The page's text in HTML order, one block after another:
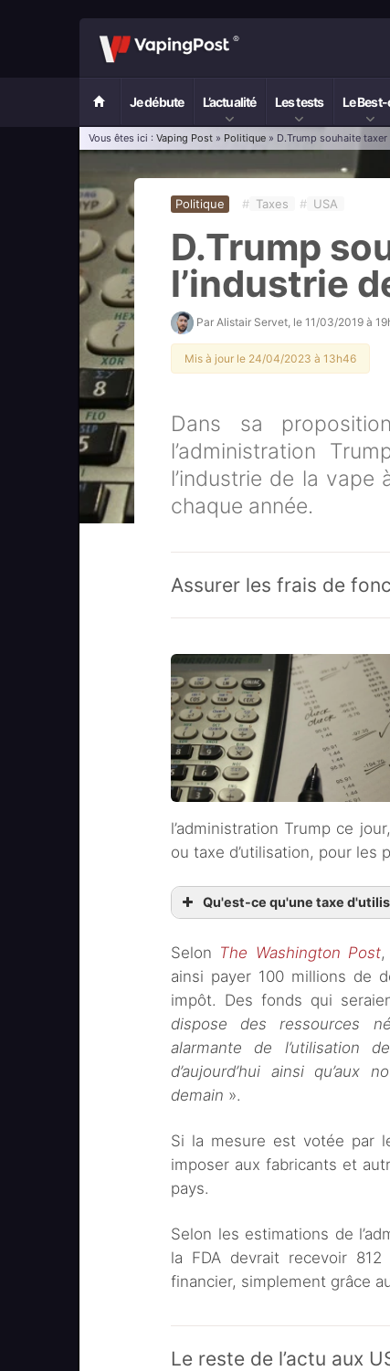
Je débute L’actualité Les tests Le
Vous êtes ici : Vaping Post » Politique » D.Trump souhaite
Politique # Taxes # USA
D.Trump
l’industrie
Par Alistair Servet , le 11/03/2019 à
Mis à jour le 24/04/2023 à 13h46
Dans sa
l’administration
l’industrie de la vape
chaque année.
Assurer les frais de
l’administration Trump ce
ou taxe d’utilisation, pour les
Qu'est-ce qu'une taxe
Selon The Washington Post,
ainsi payer 100 millions de
impôt. Des fonds qui
dispose des ressources
alarmante de l’utilisation
d’aujourd’hui ainsi
demain ».
Si la mesure est votée par
imposer aux fabricants et
pays.
Selon les estimations de
la FDA devrait recevoir
financier, simplement grâce
Le reste de l’actu aux